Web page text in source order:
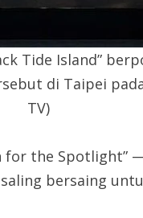
Tide Island”
di Taipei
TV)
the Spotlight” —
bersaing